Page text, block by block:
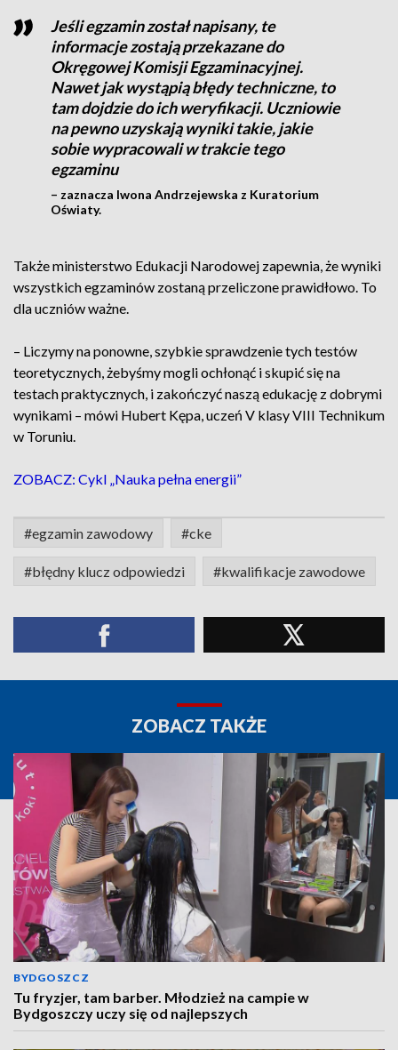
Jeśli egzamin został napisany, te
informacje zostają przekazane do
Okręgowej Komisji Egzaminacyjnej.
Nawet jak wystąpią błędy techniczne, to
tam dojdzie do ich weryfikacji. Uczniowie
na pewno uzyskają wyniki takie, jakie
sobie wypracowali w trakcie tego
egzaminu
– zaznacza Iwona Andrzejewska z Kuratorium
Oświaty.
Także ministerstwo Edukacji Narodowej zapewnia, że wyniki
wszystkich egzaminów zostaną przeliczone prawidłowo. To
dla uczniów ważne.
– Liczymy na ponowne, szybkie sprawdzenie tych testów
teoretycznych, żebyśmy mogli ochłonąć i skupić się na
testach praktycznych, i zakończyć naszą edukację z dobrymi
wynikami – mówi Hubert Kępa, uczeń V klasy VIII Technikum
w Toruniu.
ZOBACZ: Cykl „Nauka pełna energii”
#egzamin zawodowy #cke
#błędny klucz odpowiedzi #kwalifikacje zawodowe
ZOBACZ TAKŻE
BYDGOSZCZ
Tu fryzjer, tam barber. Młodzież na campie w
Bydgoszczy uczy się od najlepszych